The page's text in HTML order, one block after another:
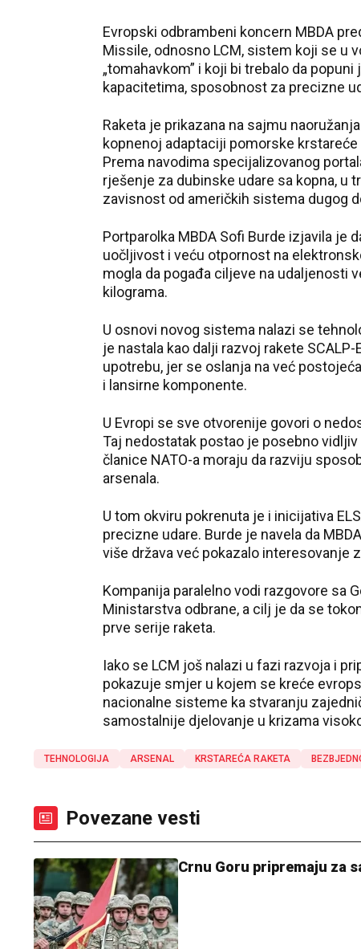
Evropski odbrambeni koncern MBDA
Missile, odnosno LCM, sistem koji se u
„tomahavkom” i koji bi trebalo da
kapacitetima, sposobnost za precizne
Raketa je prikazana na sajmu
kopnenoj adaptaciji pomorske
Prema navodima specijalizovanog
rješenje za dubinske udare sa kopna, u
zavisnost od američkih sistema dugog
Portparolka MBDA Sofi Burde izjavila je
uočljivost i veću otpornost na
mogla da pogađa ciljeve na udaljenosti
kilograma.
U osnovi novog sistema nalazi se
je nastala kao dalji razvoj rakete
upotrebu, jer se oslanja na već
i lansirne komponente.
U Evropi se sve otvorenije govori o
Taj nedostatak postao je posebno
članice NATO-a moraju da razviju
arsenala.
U tom okviru pokrenuta je i inicijativa
precizne udare. Burde je navela da
više država već pokazalo interesovanje
Kompanija paralelno vodi razgovore sa
Ministarstva odbrane, a cilj je da se
prve serije raketa.
Iako se LCM još nalazi u fazi razvoja i
pokazuje smjer u kojem se kreće
nacionalne sisteme ka stvaranju
samostalnije djelovanje u krizama
TEHNOLOGIJA ARSENAL KRSTAREĆA RAKETA
Povezane vesti
Crnu Goru pripremaju za